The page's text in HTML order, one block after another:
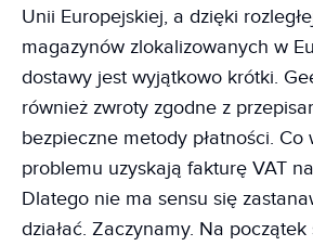
Unii Europejskiej, a dzięki
magazynów zlokalizowanych w
dostawy jest wyjątkowo krótki.
również zwroty zgodne z
bezpieczne metody płatności.
problemu uzyskają fakturę VAT
Dlatego nie ma sensu się
działać. Zaczynamy. Na